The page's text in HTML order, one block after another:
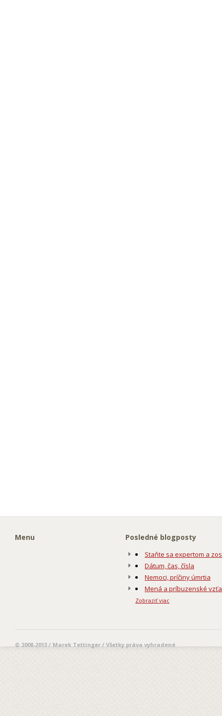
Menu Posledné blogposty
Staňte sa expertom a
Dátum, čas, čísla
Nemoci, príčiny úmrtia
Mená a príbuzenské
Zobraziť viac
© 2008-2013 / Marek Tettinger / Všetky práva vyhradené